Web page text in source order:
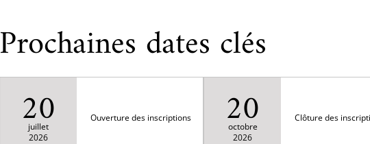
Prochaines dates clés
20
juillet
2026
Ouverture des inscriptions 20
octobre
2026
Clôture des